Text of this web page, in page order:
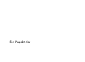
Ein Projekt der